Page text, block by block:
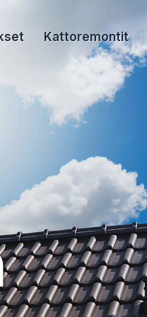
Kattoremontit